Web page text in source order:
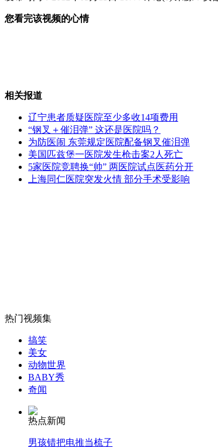
生日蛋糕尺寸也有"潜规则"?
中国青年报：社会失德 政府咋办
女孩北京地铁殴打老人 痛下狠手拳打脚踢
无痛分娩是否安全 医生回应
外交部：反对强权政治霸凌主义
外交部：有关国家言论片面不公正
您看完该视频的心情
相关报道
辽宁患者质疑医院至少多收14项费用
“钢叉＋催泪弹” 这还是医院吗？
为防医闹 东莞规定医院配备钢叉催泪弹
美国匹兹堡一医院发生枪击案2人死亡
5家医院竞聘换“帅” 两医院试点医药分开
上海同仁医院突发火情 部分手术受影响
热门视频集
搞笑
美女
动物世界
BABY秀
奇闻
热点新闻
男孩错把电推当梳子